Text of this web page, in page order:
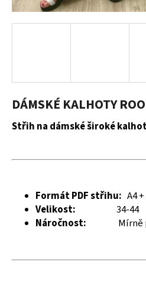
DÁMSKÉ KALHOTY
Střih na dámské široké
Formát PDF střihu: A4
Velikost: 34-44
Náročnost:
a
j
?